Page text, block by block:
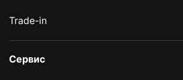
Trade-in
Сервис